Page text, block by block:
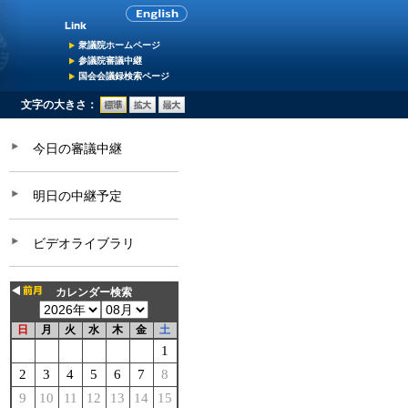
衆議院ホームページ
参議院審議中継
国会会議録検索ページ
文字の大きさ：
今日の審議中継
明日の中継予定
ビデオライブラリ
カレンダー検索
日 月 火 水 木 金 土
1
2
3 4 5 6 7
8
9
10 11 12 13 14
15